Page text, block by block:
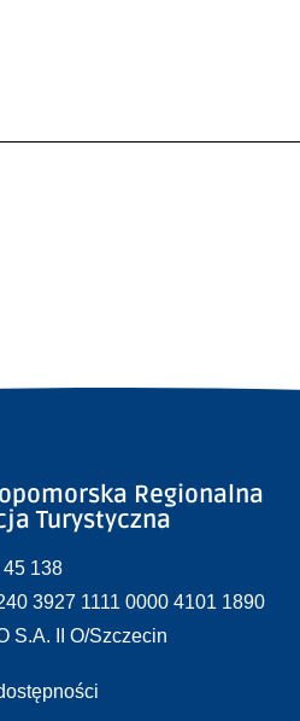
Regionalna
Turystyczna
45 138
3927 1111 0000 4101 1890
S.A. II O/Szczecin